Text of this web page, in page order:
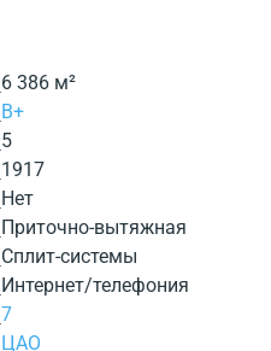
6 386 м²
B+
5
1917
Нет
Приточно-вытяжная
Сплит-системы
Интернет/телефония
7
ЦАО